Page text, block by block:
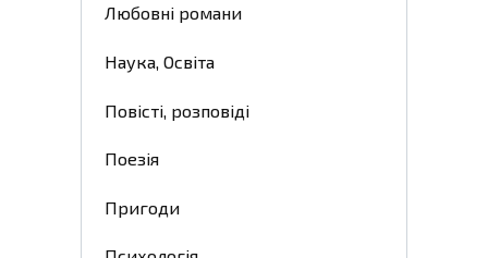
Любовні романи
Наука, Освіта
Повісті, розповіді
Поезія
Пригоди